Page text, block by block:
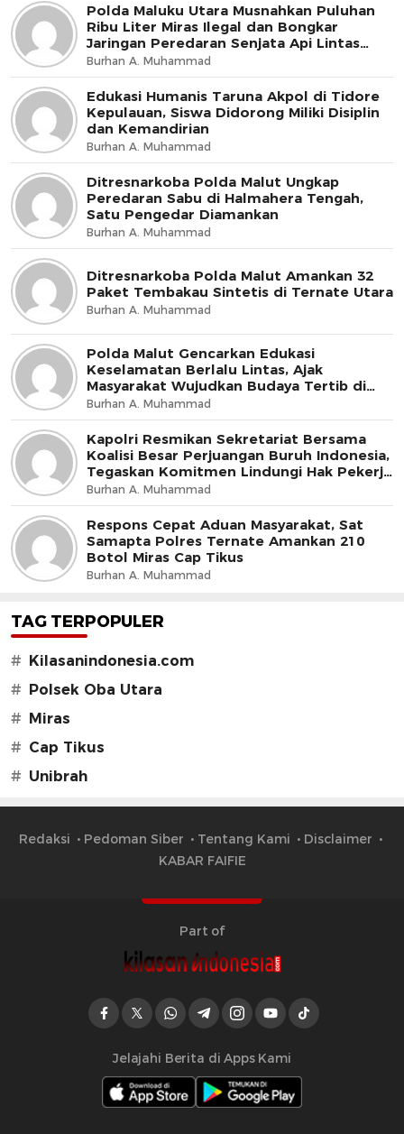
Polda Maluku Utara Musnahkan Puluhan
Ribu Liter Miras Ilegal dan Bongkar
Jaringan Peredaran Senjata Api Lintas
Negara
Burhan A. Muhammad
Edukasi Humanis Taruna Akpol di Tidore
Kepulauan, Siswa Didorong Miliki Disiplin
dan Kemandirian
Burhan A. Muhammad
Ditresnarkoba Polda Malut Ungkap
Peredaran Sabu di Halmahera Tengah,
Satu Pengedar Diamankan
Burhan A. Muhammad
Ditresnarkoba Polda Malut Amankan 32
Paket Tembakau Sintetis di Ternate Utara
Burhan A. Muhammad
Polda Malut Gencarkan Edukasi
Keselamatan Berlalu Lintas, Ajak
Masyarakat Wujudkan Budaya Tertib di
Jalan
Burhan A. Muhammad
Kapolri Resmikan Sekretariat Bersama
Koalisi Besar Perjuangan Buruh Indonesia,
Tegaskan Komitmen Lindungi Hak Pekerja
dan Jaga Iklim Investasi
Burhan A. Muhammad
Respons Cepat Aduan Masyarakat, Sat
Samapta Polres Ternate Amankan 210
Botol Miras Cap Tikus
Burhan A. Muhammad
TAG TERPOPULER
# Kilasanindonesia.com
# Polsek Oba Utara
# Miras
# Cap Tikus
# Unibrah
Redaksi Pedoman Siber Tentang Kami
Disclaimer
KABAR FAIFIE
Part of
Jelajahi Berita di Apps Kami